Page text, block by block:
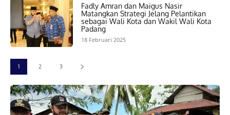
Fadly Amran dan Maigus Nasir
Matangkan Strategi Jelang Pelantikan
sebagai Wali Kota dan Wakil Wali Kota
Padang
18 Februari 2025
1 2 3